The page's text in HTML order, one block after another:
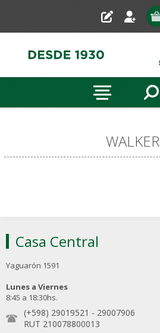
WALKER
Casa Central
Yaguarón 1591
Lunes a Viernes
8:45 a 18:30hs.
(+598) 29019521 - 29007906
RUT 210078800013